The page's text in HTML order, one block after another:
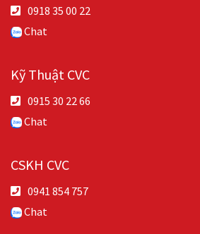
0918 35 00 22
Chat
Kỹ Thuật CVC
0915 30 22 66
Chat
CSKH CVC
0941 854 757
Chat